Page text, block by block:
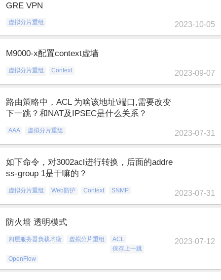
GRE VPN
虚拟分片重组 2023-10-05
M9000-x配置context虚墙
虚拟分片重组 Context 2023-09-07
路由策略中，ACL 为啥该地址\端口,需要改变
下一跳？和NAT及IPSEC是什么关系？
AAA 虚拟分片重组 2023-07-31
如下命令，对3002acl进行转换，后面的addre
ss-group 1是干嘛的？
虚拟分片重组 Web防护 Context SNMP 2023-07-31
防火墙 透明模式
四层服务器负载均衡 虚拟分片重组
ACL
保存上一跳
OpenFlow
2023-07-12